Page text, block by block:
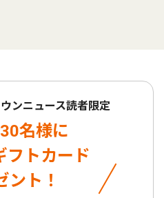
ンニュース読者限定
名様に
フトカード
ント！